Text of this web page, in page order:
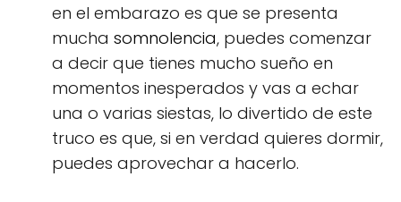
en el embarazo es que se presenta
mucha somnolencia, puedes comenzar
a decir que tienes mucho sueño en
momentos inesperados y vas a echar
una o varias siestas, lo divertido de este
truco es que, si en verdad quieres dormir,
puedes aprovechar a hacerlo.